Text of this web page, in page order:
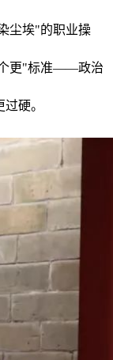
尘埃"的职业操
更"标准——政治
硬。